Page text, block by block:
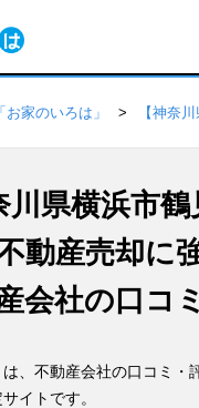
家のいろは」 【神奈川
川県横浜市鶴
動産売却に
会社の口コ
は、不動産会社の口コミ・
イトです。